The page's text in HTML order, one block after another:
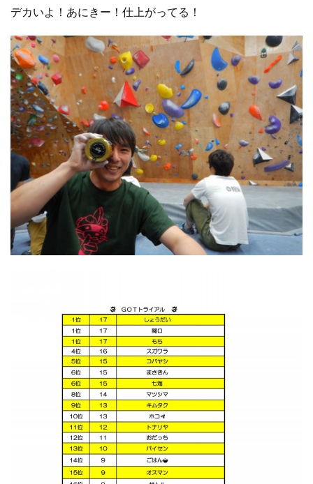
デカいよ！あにきー！仕上がってる！